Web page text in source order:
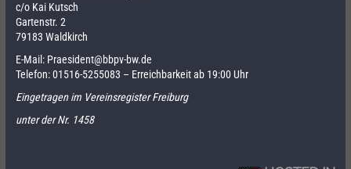
c/o Kai Kutsch
Gartenstr. 2
79183 Waldkirch
E-Mail: Praesident@bbpv-bw.de
Telefon:01516-5255083 – Erreichbarkeit ab 19:00 Uhr
Eingetragen im Vereinsregister Freiburg
unter der Nr. 1458